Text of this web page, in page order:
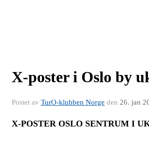
X-poster i Oslo by
Postet av TurO-klubben Norge den 26. jan
X-POSTER OSLO SENTRUM I